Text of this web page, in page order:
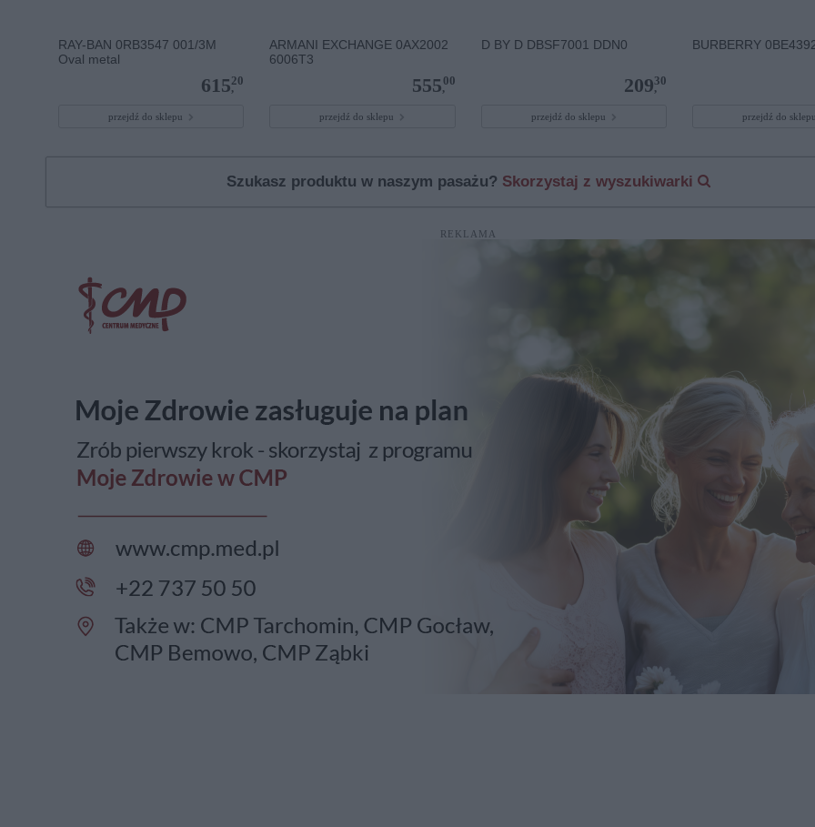
RAY-BAN 0RB3547 001/3M
Oval metal
615,
20
przejdź do sklepu
ARMANI EXCHANGE 0AX2002
6006T3
555,
00
przejdź do sklepu
D BY D DBSF7001 DDN0
209,
30
przejdź do sklepu
BURBERRY
przejdź do
Szukasz produktu w naszym pasażu? Skorzystaj z wyszukiwarki
REKLAMA